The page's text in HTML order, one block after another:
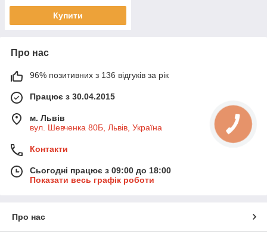
Купити
Про нас
96% позитивних з 136 відгуків за рік
Працює з 30.04.2015
м. Львів
вул. Шевченка 80Б, Львів, Україна
Контакти
Сьогодні працює з 09:00 до 18:00
Показати весь графік роботи
Про нас